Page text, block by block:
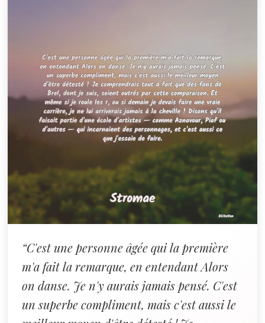
“C'est une personne âgée qui la première
m'a fait la remarque, en entendant Alors
on danse. Je n'y aurais jamais pensé. C'est
un superbe compliment, mais c'est aussi le